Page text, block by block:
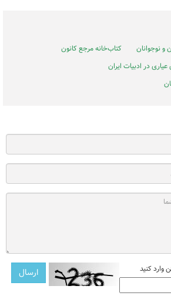
و نوجوانان
کتاب‌خانه مرجع کانون
در ادبیات ایران
وارد کنید